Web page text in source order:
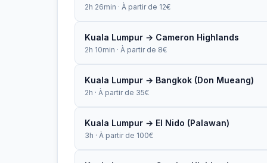
2h 26min · À partir de 12€
Kuala Lumpur → Cameron Highlands
2h 10min · À partir de 8€
Kuala Lumpur → Bangkok (Don Mueang)
2h · À partir de 35€
Kuala Lumpur → El Nido (Palawan)
3h · À partir de 100€